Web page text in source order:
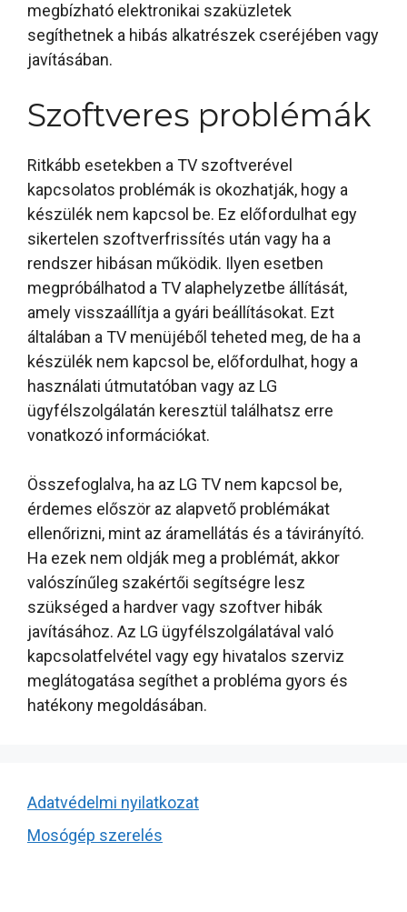
megbízható elektronikai szaküzletek
segíthetnek a hibás alkatrészek cseréjében vagy
javításában.
Szoftveres problémák
Ritkább esetekben a TV szoftverével
kapcsolatos problémák is okozhatják, hogy a
készülék nem kapcsol be. Ez előfordulhat egy
sikertelen szoftverfrissítés után vagy ha a
rendszer hibásan működik. Ilyen esetben
megpróbálhatod a TV alaphelyzetbe állítását,
amely visszaállítja a gyári beállításokat. Ezt
általában a TV menüjéből teheted meg, de ha a
készülék nem kapcsol be, előfordulhat, hogy a
használati útmutatóban vagy az LG
ügyfélszolgálatán keresztül találhatsz erre
vonatkozó információkat.
Összefoglalva, ha az LG TV nem kapcsol be,
érdemes először az alapvető problémákat
ellenőrizni, mint az áramellátás és a távirányító.
Ha ezek nem oldják meg a problémát, akkor
valószínűleg szakértői segítségre lesz
szükséged a hardver vagy szoftver hibák
javításához. Az LG ügyfélszolgálatával való
kapcsolatfelvétel vagy egy hivatalos szerviz
meglátogatása segíthet a probléma gyors és
hatékony megoldásában.
Adatvédelmi nyilatkozat
Mosógép szerelés